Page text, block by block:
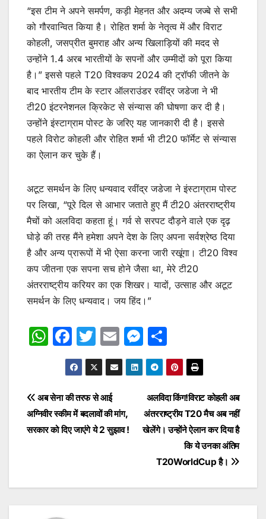
“इस टीम ने अपने समर्पण, कड़ी मेहनत और अदम्य जज्बे से सभी
को गौरवान्वित किया है। रोहित शर्मा के नेतृत्व में और विराट
कोहली, जसप्रीत बुमराह और अन्य खिलाड़ियों की मदद से
उन्होंने 1.4 अरब भारतीयों के सपनों और उम्मीदों को पूरा किया
है।” इससे पहले T20 विश्वकप 2024 की ट्रॉफी जीतने के
बाद भारतीय टीम के स्टार ऑलराउंडर रवींद्र जडेजा ने भी
टी20 इंटरनेशनल क्रिकेट से संन्यास की घोषणा कर दी है।
उन्होंने इंस्टाग्राम पोस्ट के जरिए यह जानकारी दी है। इससे
पहले विरोट कोहली और रोहित शर्मा भी टी20 फॉर्मेट से संन्यास
का ऐलान कर चुके हैं।
अटूट समर्थन के लिए धन्यवाद रवींद्र जडेजा ने इंस्टाग्राम पोस्ट
पर लिखा, “पूरे दिल से आभार जताते हुए मैं टी20 अंतरराष्ट्रीय
मैचों को अलविदा कहता हूं। गर्व से सरपट दौड़ने वाले एक दृढ़
घोड़े की तरह मैंने हमेशा अपने देश के लिए अपना सर्वश्रेष्ठ दिया
है और अन्य प्रारूपों में भी ऐसा करना जारी रखूंगा। टी20 विश्व
कप जीतना एक सपना सच होने जैसा था, मेरे टी20
अंतरराष्ट्रीय करियर का एक शिखर। यादों, उत्साह और अटूट
समर्थन के लिए धन्यवाद। जय हिंद।”
W
s
A
p
F
a
c
e
b
o
T
w
itt
er
E
m
ai
M
e
s
s
e
n
er
h
ar
e
Post
navigation
अलविदा किंग!विराट कोहली अब
अंतरराष्ट्रीय T20 मैच अब नहीं
खेलेंगे। उन्होंने ऐलान कर दिया है
कि ये उनका अंतिम
T20WorldCup है।
अब सेना की तरफ से आई
अग्निवीर स्कीम में बदलावों की मांग,
सरकार को दिए जाएंगे ये 2 सुझाव !